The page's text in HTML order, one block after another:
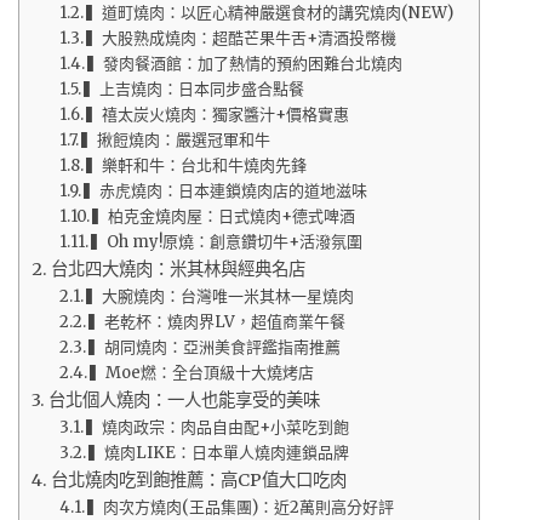
▍道町燒肉：以匠心精神嚴選食材的講究燒肉(NEW)
▍大股熟成燒肉：超酷芒果牛舌+清酒投幣機
▍發肉餐酒館：加了熱情的預約困難台北燒肉
▍上吉燒肉：日本同步盛合點餐
▍禧太炭火燒肉：獨家醬汁+價格實惠
▍揪餖燒肉：嚴選冠軍和牛
▍樂軒和牛：台北和牛燒肉先鋒
▍赤虎燒肉：日本連鎖燒肉店的道地滋味
▍柏克金燒肉屋：日式燒肉+德式啤酒
▍Oh my!原燒：創意鑽切牛+活潑氛圍
台北四大燒肉：米其林與經典名店
▍大腕燒肉：台灣唯一米其林一星燒肉
▍老乾杯：燒肉界LV，超值商業午餐
▍胡同燒肉：亞洲美食評鑑指南推薦
▍Moe燃：全台頂級十大燒烤店
台北個人燒肉：一人也能享受的美味
▍燒肉政宗：肉品自由配+小菜吃到飽
▍燒肉LIKE：日本單人燒肉連鎖品牌
台北燒肉吃到飽推薦：高CP值大口吃肉
▍肉次方燒肉(王品集團)：近2萬則高分好評